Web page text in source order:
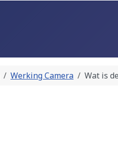
Werking Camera Wat is